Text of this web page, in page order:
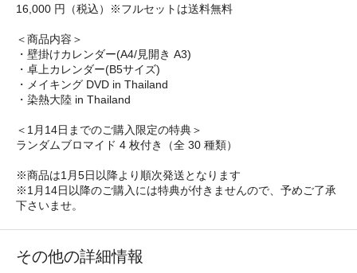
16,000 円（税込）※フルセットは送料無料
＜商品内容＞
・壁掛けカレンダー(A4/見開き A3)
・卓上カレンダー(B5サイズ)
・メイキング DVD in Thailand
・染熱大陸 in Thailand
＜1月14日までのご購入限定の特典＞
ランダムブロマイド 4 枚付き（全 30 種類）
※商品は1月5日以降より順次発送となります
※1月14日以降のご購入には特典が付きませんので、予めご了承
下さいませ。
その他の詳細情報